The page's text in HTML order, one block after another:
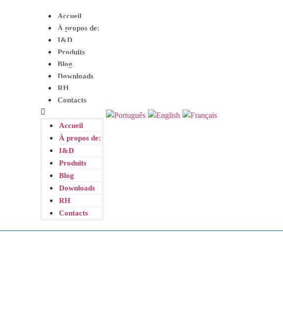
Accueil
À propos de:
I&D
Produits
Blog
Downloads
RH
Contacts
Accueil
À propos de:
I&D
Produits
Blog
Downloads
RH
Contacts